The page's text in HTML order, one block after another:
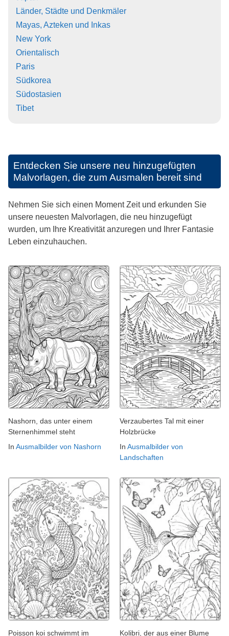
Länder, Städte und Denkmäler
Mayas, Azteken und Inkas
New York
Orientalisch
Paris
Südkorea
Südostasien
Tibet
Entdecken Sie unsere neu hinzugefügten
Malvorlagen, die zum Ausmalen bereit sind
Nehmen Sie sich einen Moment Zeit und erkunden Sie
unsere neuesten Malvorlagen, die neu hinzugefügt
wurden, um Ihre Kreativität anzuregen und Ihrer Fantasie
Leben einzuhauchen.
Nashorn, das unter einem
Sternenhimmel steht
In Ausmalbilder von Nashorn
Verzaubertes Tal mit einer
Holzbrücke
In Ausmalbilder von
Landschaften
Poisson koi schwimmt im Kolibri, der aus einer Blume